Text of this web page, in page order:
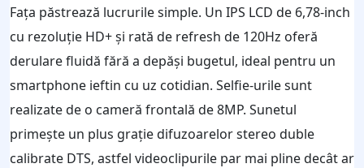
Fața păstrează lucrurile simple. Un IPS LCD de 6,78-inch
cu rezoluție HD+ și rată de refresh de 120Hz oferă
derulare fluidă fără a depăși bugetul, ideal pentru un
smartphone ieftin cu uz cotidian. Selfie-urile sunt
realizate de o cameră frontală de 8MP. Sunetul
primește un plus grație difuzoarelor stereo duble
calibrate DTS, astfel videoclipurile par mai pline decât ar